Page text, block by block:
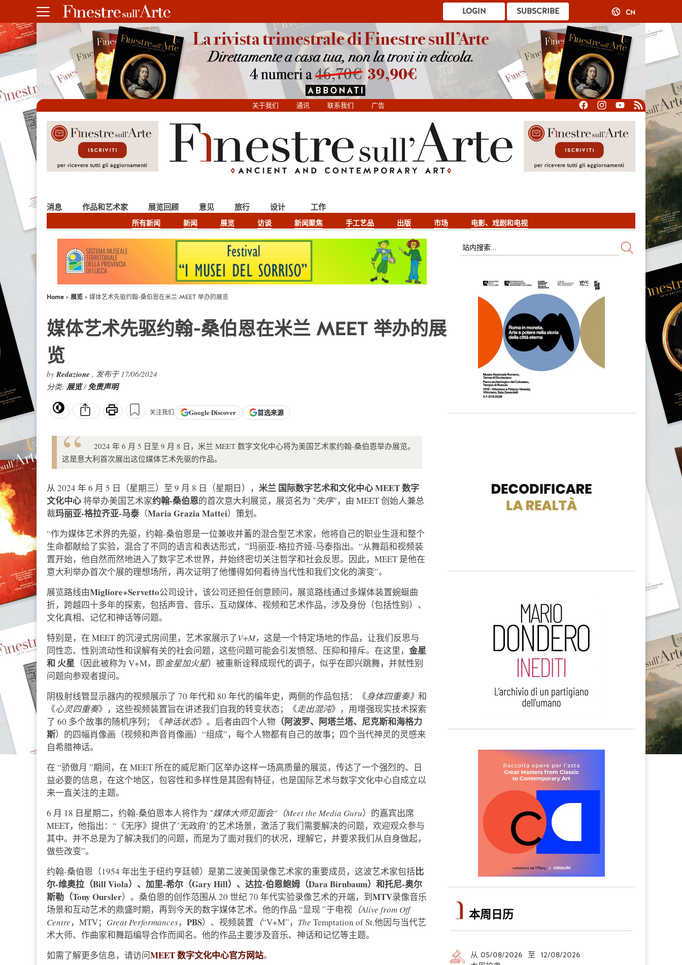
SUBSCRIBE
LOGIN CN
关于我们 通讯 联系我们 广告
消息
所有新闻 新闻 展览 访谈 新闻聚焦 手工艺品 出版 市场 电影、戏剧和电视
作品和艺术家 展览回顾 意见 旅行 设计 工作
Home 展览 媒体艺术先驱约翰-桑伯恩在米兰 MEET 举办的展览
媒体艺术先驱约翰-桑伯恩在米兰 MEET 举办的展
览
byRedazione , 发布于 17/06/2024
分类: 展览/免责声明
关注我们 GoogleDiscover 首选来源
2024 年 6 月 5 日至 9 月 8 日，米兰 MEET 数字文化中心将为美国艺术家约翰-桑伯恩举办展览。
这是意大利首次展出这位媒体艺术先驱的作品。
从 2024 年 6 月 5 日（星期三）至 9 月 8 日（星期日）， 米兰 国际数字艺术和文化中心MEET数字
文化中心 将举办美国艺术家约翰-桑伯恩的首次意大利展览，展览名为 "失序"，由 MEET 创始人兼总
裁玛丽亚-格拉齐亚-马泰（Maria Grazia Mattei）策划。
“作为媒体艺术界的先驱，约翰-桑伯恩是一位兼收并蓄的混合型艺术家，他将自己的职业生涯和整个
生命都献给了实验，混合了不同的语言和表达形式，”玛丽亚-格拉齐娅-马泰指出。“从舞蹈和视频装
置开始，他自然而然地进入了数字艺术世界，并始终密切关注哲学和社会反思。因此，MEET 是他在
意大利举办首次个展的理想场所，再次证明了他懂得如何看待当代性和我们文化的演变”。
展览路线由Migliore+Servetto公司设计，该公司还担任创意顾问，展览路线通过多媒体装置蜿蜒曲
折，跨越四十多年的探索，包括声音、音乐、互动媒体、视频和艺术作品，涉及身份（包括性别）、
文化真相、记忆和神话等问题。
特别是，在 MEET 的沉浸式房间里，艺术家展示了V+M， 这是一个特定场地的作品，让我们反思与
同性恋、性别流动性和误解有关的社会问题，这些问题可能会引发愤怒、压抑和排斥。在这里， 金星
和 火星 （因此被称为 V+M，即金星加火星）被重新诠释成现代的调子，似乎在即兴跳舞，并就性别
问题向参观者提问。
阴极射线管显示器内的视频展示了 70 年代和 80 年代的编年史，两侧的作品包括：《身体四重奏》 和
《心灵四重奏》，这些视频装置旨在讲述我们自我的转变状态；《走出混沌》，用增强现实技术探索
了 60 多个故事的随机序列；《神话状态》。后者由四个人物 （阿波罗、阿塔兰塔、尼克斯和海格力
斯）的四幅肖像画（视频和声音肖像画）“组成”，每个人物都有自己的故事；四个当代神灵的灵感来
自希腊神话。
在 “骄傲月 ”期间，在 MEET 所在的威尼斯门区举办这样一场高质量的展览，传达了一个强烈的、日
益必要的信息，在这个地区，包容性和多样性是其固有特征，也是国际艺术与数字文化中心自成立以
来一直关注的主题。
6 月 18 日星期二，约翰-桑伯恩本人将作为 "媒体大师见面会"（Meet the Media Guru）的嘉宾出席
MEET，他指出：“《无序》提供了’无政府’的艺术场景，激活了我们需要解决的问题，欢迎观众参与
其中。并不总是为了解决我们的问题，而是为了面对我们的状况，理解它，并要求我们从自身做起，
做些改变”。
约翰-桑伯恩（1954 年出生于纽约亨廷顿）是第二波美国录像艺术家的重要成员，这波艺术家包括比
尔-维奥拉（Bill Viola）、加里-希尔（Gary Hill）、达拉-伯恩鲍姆（Dara Birnbaum）和托尼-奥尔
斯勒（Tony Oursler）。桑伯恩的创作范围从 20 世纪 70 年代实验录像艺术的开端，到MTV录像音乐
场景和互动艺术的鼎盛时期，再到今天的数字媒体艺术。他的作品 “显现 ”于电视 （Alive from Off
Centre，MTV； Great Performances， PBS）、视频装置 （“V+M”， The Temptation of St.他因与当代艺
术大师、作曲家和舞蹈编导合作而闻名。他的作品主要涉及音乐、神话和记忆等主题。
如需了解更多信息，请访问MEET 数字文化中心官方网站。
本周日历
从 05/08/2026 至 12/08/2026